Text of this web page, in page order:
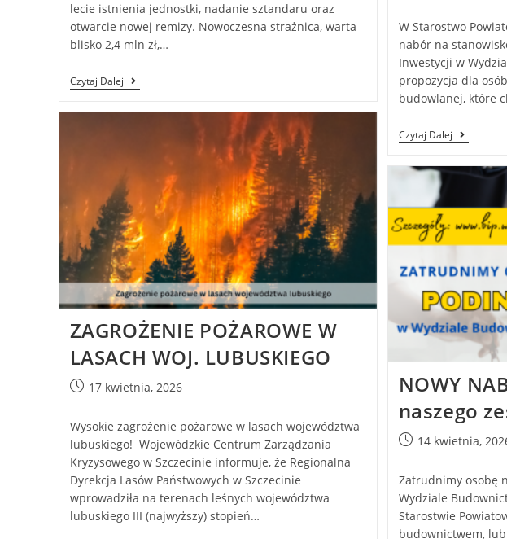
lecie istnienia jednostki, nadanie sztandaru oraz
otwarcie nowej remizy. Nowoczesna strażnica, warta
blisko 2,4 mln zł,…
Czytaj Dalej
W Starostwo
nabór na
Inwestycji w
propozycja dla
budowlanej, które
Czytaj Dalej
ZAGROŻENIE POŻAROWE W
LASACH WOJ. LUBUSKIEGO
17 kwietnia, 2026
Wysokie zagrożenie pożarowe w lasach województwa
lubuskiego! Wojewódzkie Centrum Zarządzania
Kryzysowego w Szczecinie informuje, że Regionalna
Dyrekcja Lasów Państwowych w Szczecinie
wprowadziła na terenach leśnych województwa
lubuskiego III (najwyższy) stopień…
NOWY
naszego
14 kwietnia,
Zatrudnimy osobę
Wydziale
Starostwie
budownictwem,